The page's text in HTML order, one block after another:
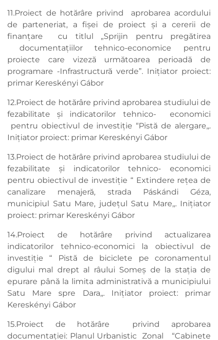
11.Proiect de hotărâre privind aprobarea acordului
de parteneriat, a fișei de proiect și a cererii de
finanțare cu titlul „Sprijin pentru pregătirea
documentațiilor tehnico-economice pentru
proiecte care vizeză următoarea perioadă de
programare -Infrastructură verde”. Inițiator proiect:
primar Kereskényi Gábor
12.Proiect de hotărâre privind aprobarea studiului de
fezabilitate și indicatorilor tehnico- economici
pentru obiectivul de investiție “Pistă de alergare,,.
Inițiator proiect: primar Kereskényi Gábor
13.Proiect de hotărâre privind aprobarea studiului de
fezabilitate și indicatorilor tehnico- economici
pentru obiectivul de investiție “ Extindere rețea de
canalizare menajeră, strada Páskándi Géza,
municipiul Satu Mare, județul Satu Mare,,. Inițiator
proiect: primar Kereskényi Gábor
14.Proiect de hotărâre privind actualizarea
indicatorilor tehnico-economici la obiectivul de
investiție “ Pistă de biciclete pe coronamentul
digului mal drept al râului Someș de la stația de
epurare până la limita administrativă a municipiului
Satu Mare spre Dara,,. Inițiator proiect: primar
Kereskényi Gábor
15.Proiect de hotărâre privind aprobarea
documentaţiei: Planul Urbanistic Zonal “Cabinete